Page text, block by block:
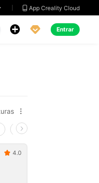
 App Creality Cloud
  Entrar

Creality Hi
 4.0